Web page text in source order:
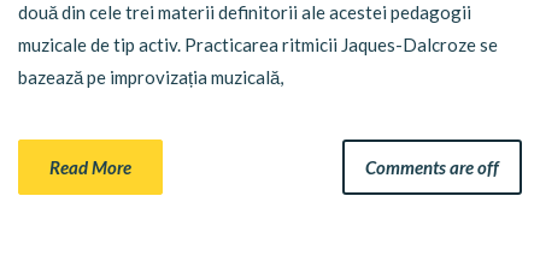
două din cele trei materii definitorii ale acestei pedagogii
muzicale de tip activ. Practicarea ritmicii Jaques-Dalcroze se
bazează pe improvizația muzicală,
Read More Comments are off